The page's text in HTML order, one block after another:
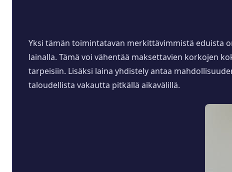
Yksi tämän toimintatavan merkittävimmistä eduista
lainalla. Tämä voi vähentää maksettavien korkojen
tarpeisiin. Lisäksi laina yhdistely antaa
taloudellista vakautta pitkällä aikavälillä.